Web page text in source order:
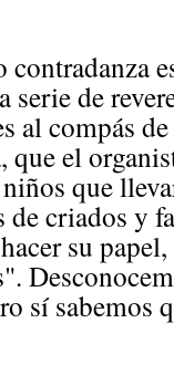
contradanza
de
al compás
que el
que
de criados y
su
sí sabemos